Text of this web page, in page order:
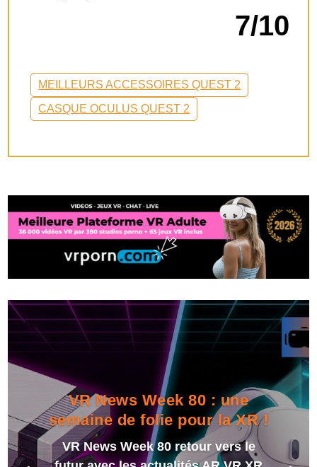
7/10
MEILLEURS ACCESSOIRES QUEST 2
CASQUE OCULUS QUEST 2
VR News Week 80 : une
semaine de folie pour la XR !
VR News Week 80 retour vers le